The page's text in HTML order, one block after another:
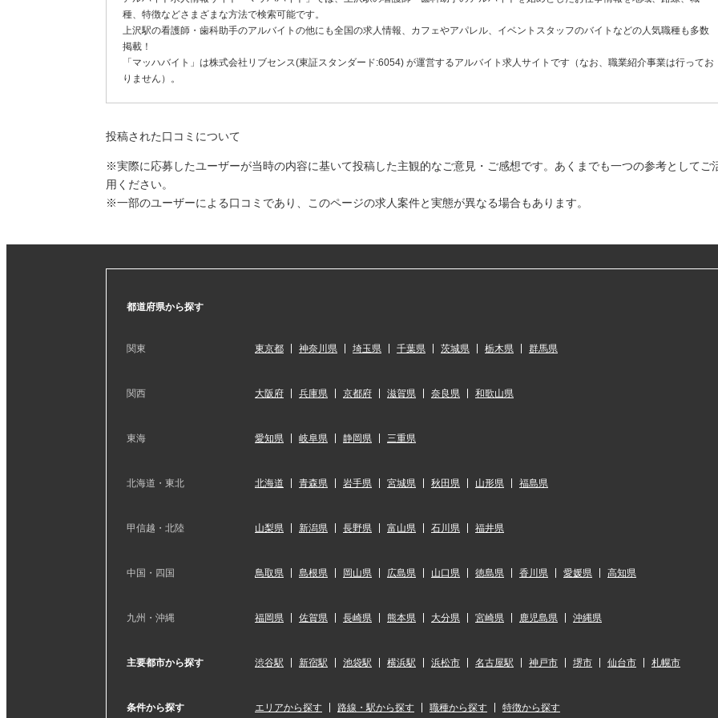
種、特徴などさまざまな方法で検索可能です。
上沢駅の看護師・歯科助手のアルバイトの他にも全国の求人情報、カフェやアパレル、イベントスタッフのバイトなどの人気職種も多数
掲載！
「マッハバイト」は株式会社リブセンス(東証スタンダード:6054) が運営するアルバイト求人サイトです（なお、職業紹介事業は行ってお
りません）。
投稿された口コミについて
※実際に応募したユーザーが当時の内容に基いて投稿した主観的なご意見・ご感想です。あくまでも一つの参考としてご
用ください。
※一部のユーザーによる口コミであり、このページの求人案件と実態が異なる場合もあります。
都道府県から探す
関東 東京都 神奈川県 埼玉県 千葉県 茨城県 栃木県 群馬県
関西 大阪府 兵庫県 京都府 滋賀県 奈良県 和歌山県
東海 愛知県 岐阜県 静岡県 三重県
北海道・東北 北海道 青森県 岩手県 宮城県 秋田県 山形県 福島県
甲信越・北陸 山梨県 新潟県 長野県 富山県 石川県 福井県
中国・四国 鳥取県 島根県 岡山県 広島県 山口県 徳島県 香川県 愛媛県 高知県
九州・沖縄 福岡県 佐賀県 長崎県 熊本県 大分県 宮崎県 鹿児島県 沖縄県
主要都市から探す 渋谷駅 新宿駅 池袋駅 横浜駅 浜松市 名古屋駅 神戸市 堺市 仙台市 札幌市
条件から探す エリアから探す 路線・駅から探す 職種から探す 特徴から探す